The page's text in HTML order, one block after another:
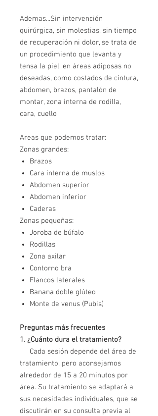
Ademas...Sin intervención
quirúrgica, sin molestias, sin tiempo
de recuperación ni dolor, se trata de
un procedimiento que levanta y
tensa la piel, en áreas adiposas no
deseadas, como costados de cintura,
abdomen, brazos, pantalón de
montar, zona interna de rodilla,
cara, cuello
Areas que podemos tratar:
Zonas grandes:
Brazos
Cara interna de muslos
Abdomen superior
Abdomen inferior
Caderas
Zonas pequeñas:
Joroba de búfalo
Rodillas
Zona axilar
Contorno bra
Flancos laterales
Banana doble glúteo
Monte de venus (Pubis)
Preguntas más frecuentes
1. ¿Cuánto dura el tratamiento?
Cada sesión depende del área de
tratamiento, pero aconsejamos
alrededor de 15 a 20 minutos por
área. Su tratamiento se adaptará a
sus necesidades individuales, que se
discutirán en su consulta previa al